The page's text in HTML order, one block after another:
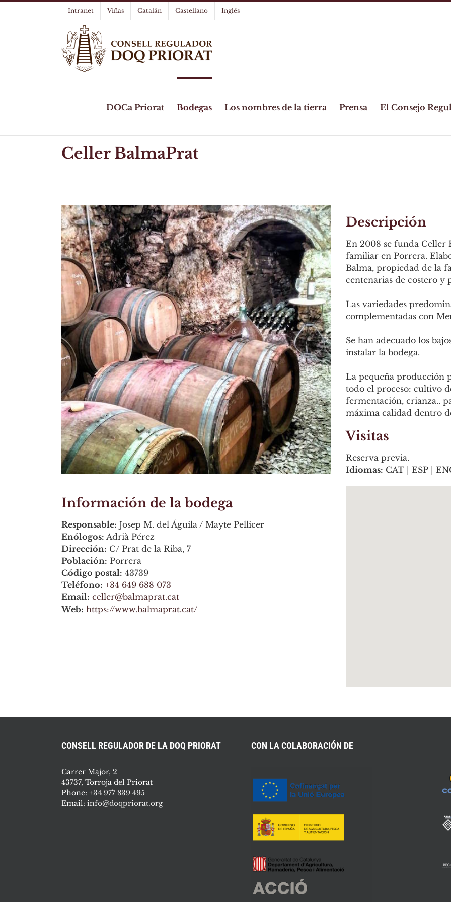
to
Intranet Viñas Catalán Castellano Inglés
DOCa Priorat Bodegas Los nombres de la tierra Prensa El Consejo
Celler BalmaPrat
Descripción
En 2008 se funda Celler
familiar en Porrera.
Balma, propiedad de la
centenarias de costero y
Las variedades
complementadas con
Se han adecuado los
instalar la bodega.
La pequeña producción
todo el proceso: cultivo
fermentación, crianza..
máxima calidad dentro
Visitas
Reserva previa.
Idiomas: CAT | ESP |
Información de la bodega
Responsable: Josep M. del Águila / Mayte Pellicer
Enólogos: Adrià Pérez
Dirección: C/ Prat de la Riba, 7
Población: Porrera
Código postal: 43739
Teléfono: +34 649 688 073
Email: celler@balmaprat.cat
Web: https://www.balmaprat.cat/
CONSELL REGULADOR DE LA DOQ PRIORAT
Carrer Major, 2
43737, Torroja del Priorat
Phone: +34 977 839 495
Email: info@doqpriorat.org
CON LA COLABORACIÓN DE